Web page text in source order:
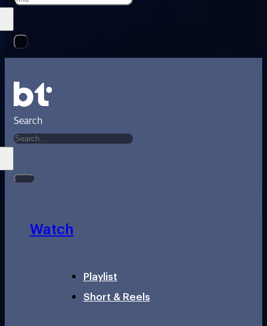
Search
Watch
Playlist
Short & Reels